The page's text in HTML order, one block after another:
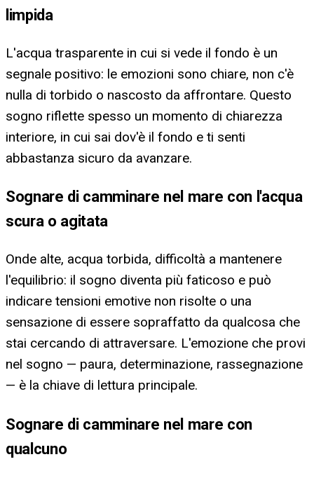
limpida
L'acqua trasparente in cui si vede il fondo è un
segnale positivo: le emozioni sono chiare, non c'è
nulla di torbido o nascosto da affrontare. Questo
sogno riflette spesso un momento di chiarezza
interiore, in cui sai dov'è il fondo e ti senti
abbastanza sicuro da avanzare.
Sognare di camminare nel mare con l'acqua
scura o agitata
Onde alte, acqua torbida, difficoltà a mantenere
l'equilibrio: il sogno diventa più faticoso e può
indicare tensioni emotive non risolte o una
sensazione di essere sopraffatto da qualcosa che
stai cercando di attraversare. L'emozione che provi
nel sogno — paura, determinazione, rassegnazione
— è la chiave di lettura principale.
Sognare di camminare nel mare con
qualcuno